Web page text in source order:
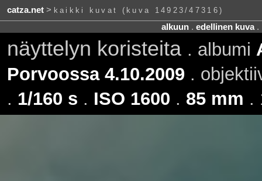
catza.net> kaikki kuvat (kuva 14923/47316)
alkuun. edellinen kuva.
näyttelyn koristeita . albumi
Porvoossa 4.10.2009 .
. 1/160 s . ISO 1600 . 85 mm .